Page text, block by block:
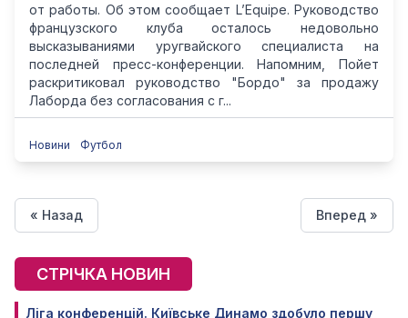
от работы. Об этом сообщает L’Equipe. Руководство
французского клуба осталось недовольно
высказываниями уругвайского специалиста на
последней пресс-конференции. Напомним, Пойет
раскритиковал руководство "Бордо" за продажу
Лаборда без согласования с г...
Новини Футбол
« Назад Вперед »
СТРІЧКА НОВИН
Ліга конференцій. Київське Динамо здобуло першу